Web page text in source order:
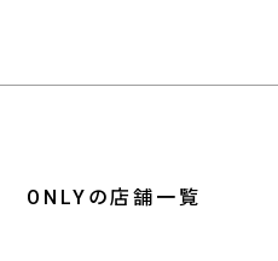
ONLYの店舗一覧